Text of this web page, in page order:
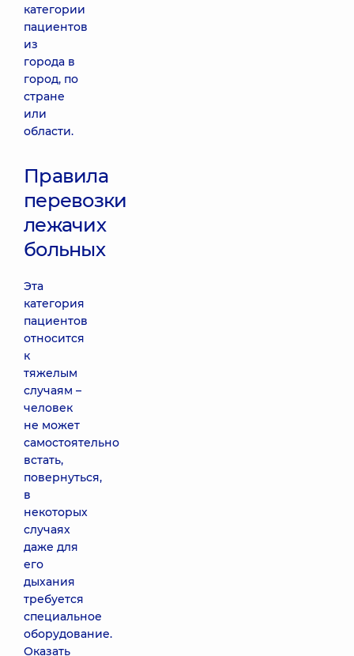
категории
пациентов
из
города в
город, по
стране
или
области.
Правила
перевозки
лежачих
больных
Эта
категория
пациентов
относится
к
тяжелым
случаям –
человек
не может
самостоятельно
встать,
повернуться,
в
некоторых
случаях
даже для
его
дыхания
требуется
специальное
оборудование.
Оказать